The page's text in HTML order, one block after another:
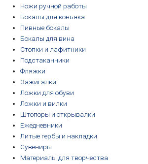
Ножи ручной работы
Бокалы для коньяка
Пивные бокалы
Бокалы для вина
Стопки и лафитники
Подстаканники
Фляжки
Зажигалки
Ложки для обуви
Ложки и вилки
Штопоры и открывалки
Ежедневники
Литые гербы и накладки
Сувениры
Материалы для творчества